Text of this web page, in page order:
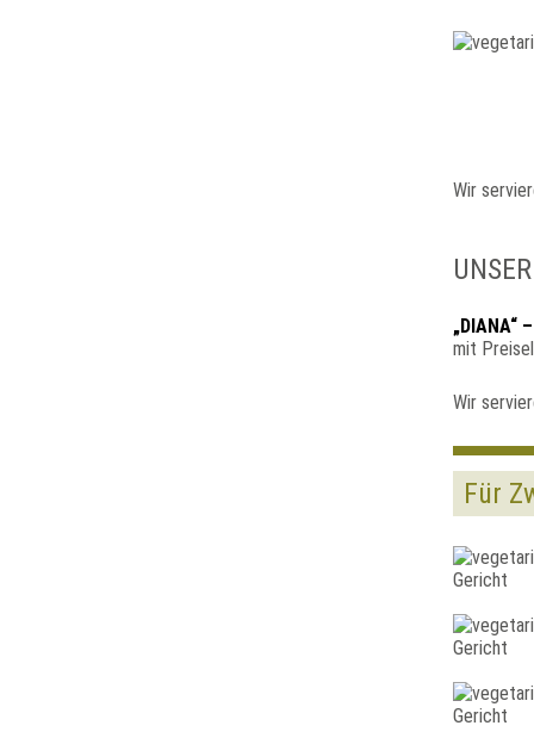
Wir
„DIANA“
mit
Wir
Für